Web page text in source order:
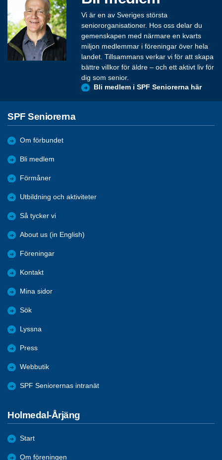
Vi är en av Sveriges största
seniororganisationer. Hos oss delar du
gemenskapen med närmare en kvarts
miljon medlemmar i föreningar över hela
landet. Tillsammans verkar vi för att skapa
bättre villkor för äldre – och ett aktivt liv för
dig som senior.
Bli medlem i SPF Seniorerna här
SPF Seniorerna
Om förbundet
Bli medlem
Förmåner
Utbildning och aktiviteter
Så tycker vi
About us (in English)
Föreningar
Kontakt
Mina sidor
Sök
Lyssna
Press
Webbutik
SPF Seniorernas intranät
Holmedal-Årjäng
Start
Om föreningen